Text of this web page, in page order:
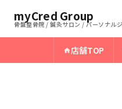
myCred Group
骨盤整骨院 / 鍼灸サロン / パーソナル
店舗TOP
ホーム › 鶴岡骨盤